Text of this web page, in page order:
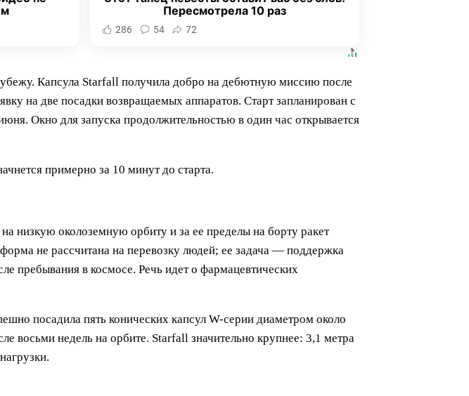
Пересмотрела 10 раз
286 54 72
Капсула Starfall получила добро на дебютную миссию после
на две посадки возвращаемых аппаратов. Старт запланирован с
Окно для запуска продолжительностью в один час открывается
примерно за 10 минут до старта.
низкую околоземную орбиту и за ее пределы на борту ракет
не рассчитана на перевозку людей; ее задача — поддержка
пребывания в космосе. Речь идет о фармацевтических
посадила пять конических капсул W-серии диаметром около
недель на орбите. Starfall значительно крупнее: 3,1 метра